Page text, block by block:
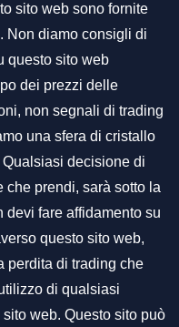
sito web sono fornite
Non diamo consigli di
questo sito web
dei prezzi delle
non segnali di trading
una sfera di cristallo
decisione di
prendi, sarà sotto la
devi fare affidamento su
questo sito web,
perdita di trading che
di qualsiasi
web. Questo sito può